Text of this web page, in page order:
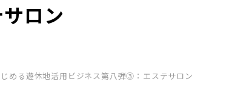
ロン
じめる遊休地活用ビジネス第八弾③：エステサロン